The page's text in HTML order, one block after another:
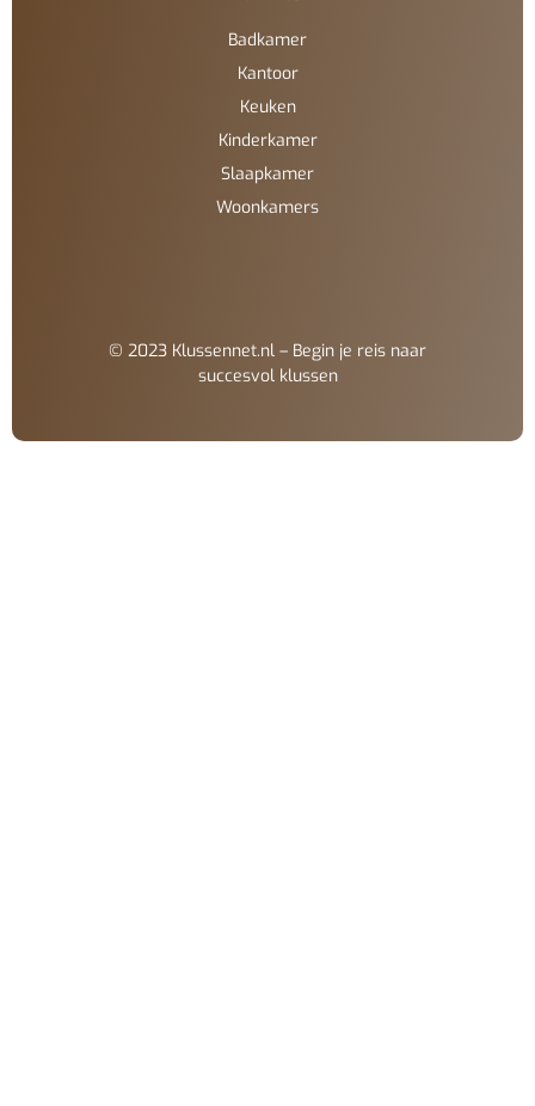
Badkamer
Kantoor
Keuken
Kinderkamer
Slaapkamer
Woonkamers
© 2023 Klussennet.nl – Begin je reis naar
succesvol klussen